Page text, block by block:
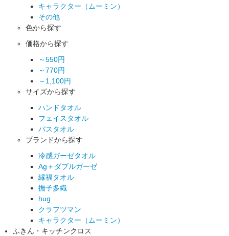
キャラクター（ムーミン）
その他
色から探す
価格から探す
～550円
～770円
～1,100円
サイズから探す
ハンドタオル
フェイスタオル
バスタオル
ブランドから探す
冷感ガーゼタオル
Ag＋ダブルガーゼ
縁福タオル
撫子多織
hug
クラフツマン
キャラクター（ムーミン）
ふきん・キッチンクロス